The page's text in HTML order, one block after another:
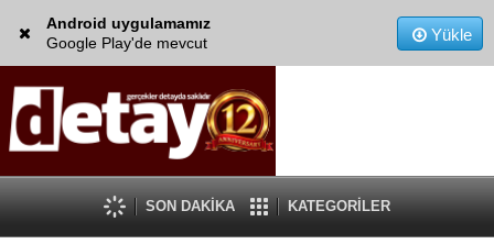
Android uygulamamız
Google Play'de mevcut
Yükle
SON DAKİKA KATEGORİLER